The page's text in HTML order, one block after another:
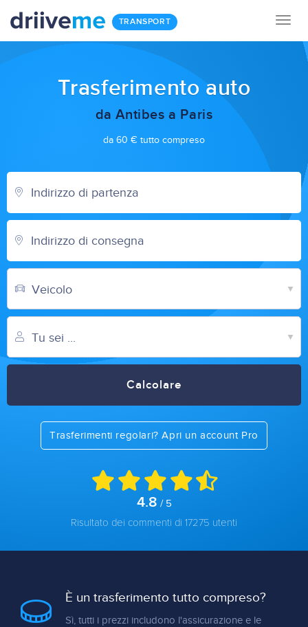
TRANSPORT
Trasferimento auto
da Antibes a Paris
da 60 € tutto compreso
Calcolare
Trasferimenti regolari? Apri un account Pro
4.8 / 5
Risultato dei commenti di 17275 utenti
È un trasferimento tutto compreso?
Sì, tutti i prezzi includono l'assicurazione e le